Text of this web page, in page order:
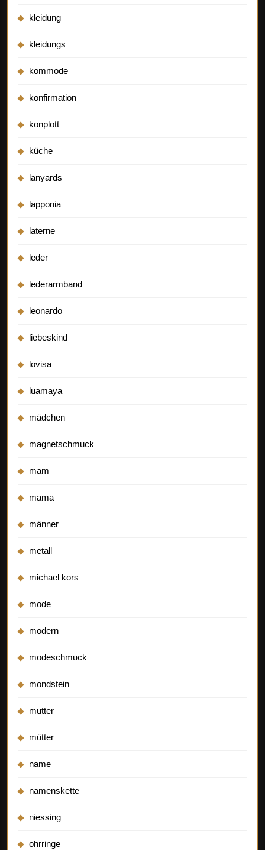
kleidung
kleidungs
kommode
konfirmation
konplott
küche
lanyards
lapponia
laterne
leder
lederarmband
leonardo
liebeskind
lovisa
luamaya
mädchen
magnetschmuck
mam
mama
männer
metall
michael kors
mode
modern
modeschmuck
mondstein
mutter
mütter
name
namenskette
niessing
ohrringe